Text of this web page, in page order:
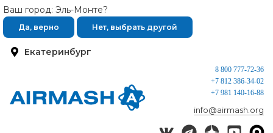
Екатеринбург
Ваш город: Эль-Монте?
Да, верно Нет, выбрать другой
8 800 777-72-36
+7 812 386-34-02
+7 981 140-16-88
info@airmash.org